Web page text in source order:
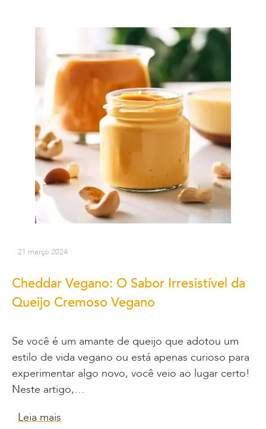
21 março 2024
Cheddar Vegano: O Sabor Irresistível da
Queijo Cremoso Vegano
Se você é um amante de queijo que adotou um
estilo de vida vegano ou está apenas curioso para
experimentar algo novo, você veio ao lugar certo!
Neste artigo,…
Leia mais